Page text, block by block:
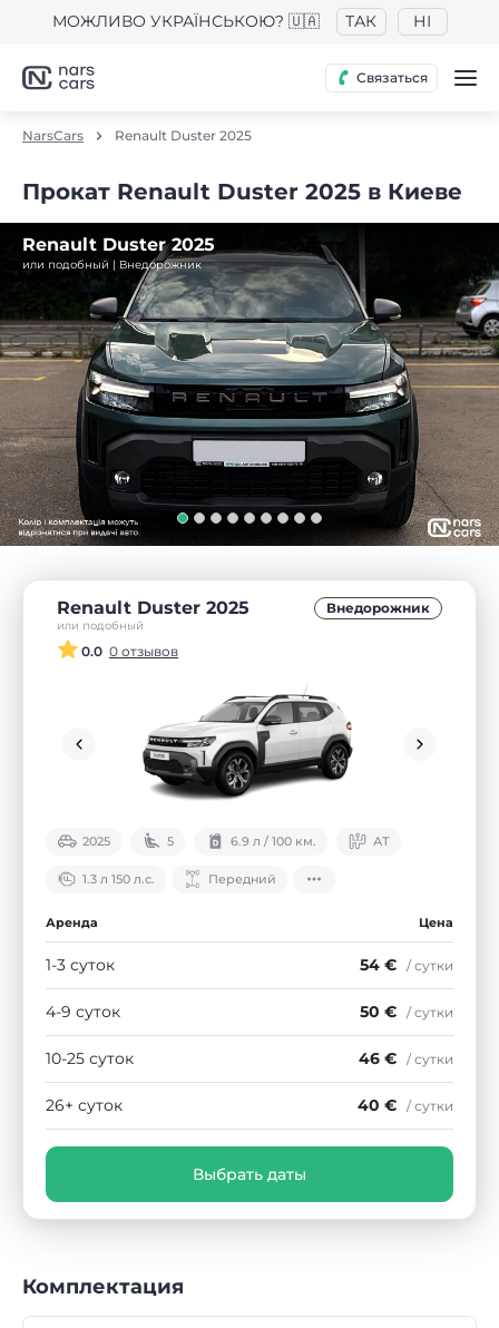
МОЖЛИВО УКРАЇНСЬКОЮ? 🇺🇦 ТАК НІ
Связаться
NarsCars Renault Duster 2025
Прокат Renault Duster 2025 в Киеве
Renault Duster 2025
или подобный | Внедорожник
Renault Duster 2025
или подобный
Внедорожник
0.0 0 отзывов
2025 5 6.9 л / 100 км. АТ
1.3 л 150 л.с. Передний
Аренда Цена
1-3 суток 54 € / сутки
4-9 суток 50 € / сутки
10-25 суток 46 € / сутки
26+ суток 40 € / сутки
Выбрать даты
Комплектация